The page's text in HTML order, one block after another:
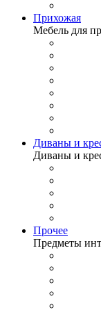
Прихожая
Мебель для
Диваны и
Диваны и
Прочее
Предметы